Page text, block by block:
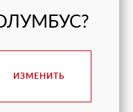
ИЗМЕНИТЬ